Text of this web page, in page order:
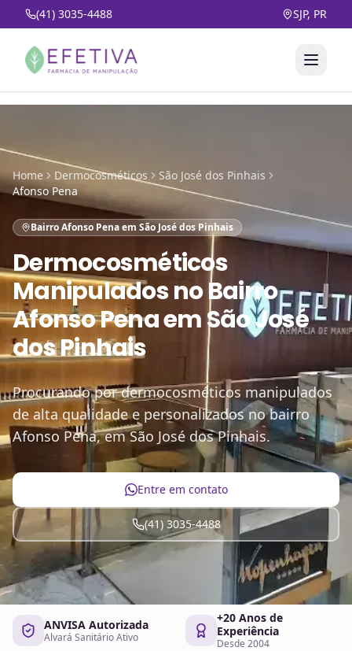
(41) 3035-4488 SJP, PR
Home Dermocosméticos
São José dos Pinhais
Afonso Pena
Bairro Afonso Pena em São José dos Pinhais
Dermocosméticos
ManipuladosnoBairro
Afonso Pena em São José
dos Pinhais
Procurando por dermocosméticos manipulados
de alta qualidade e personalizados no bairro
Afonso Pena, em São José dos Pinhais.
Entre em contato
(41) 3035-4488
ANVISA Autorizada
Alvará Sanitário Ativo
+20 Anos de
Experiência
Desde 2004